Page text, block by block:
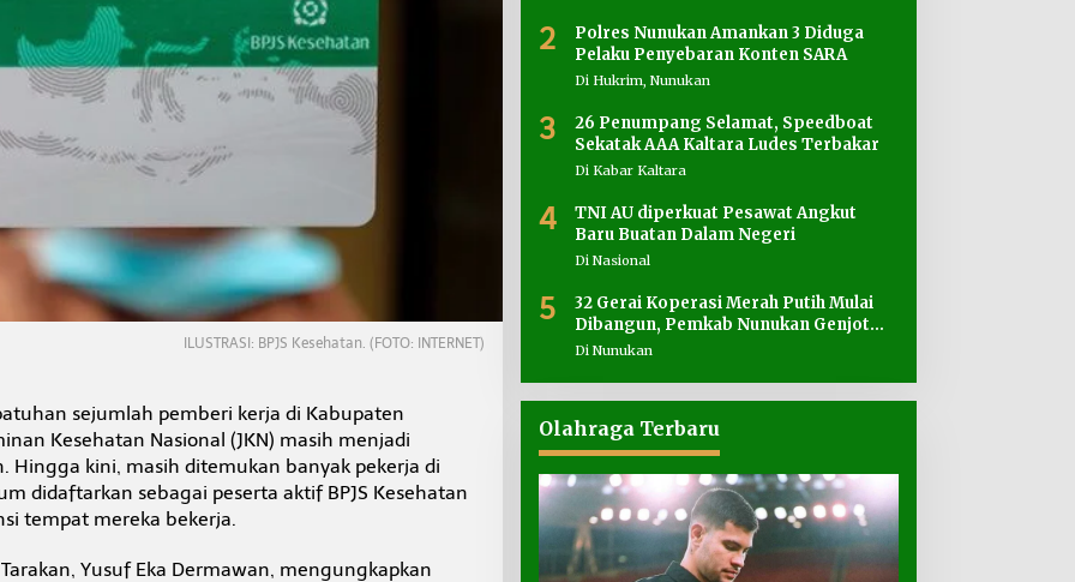
ILUSTRASI: BPJS Kesehatan. (FOTO: INTERNET)
sejumlah pemberi kerja di Kabupaten
Kesehatan Nasional (JKN) masih menjadi
Hingga kini, masih ditemukan banyak pekerja di
didaftarkan sebagai peserta aktif BPJS Kesehatan
tempat mereka bekerja.
Yusuf Eka Dermawan, mengungkapkan
2
Polres Nunukan Amankan 3 Diduga
Pelaku Penyebaran Konten SARA
Di Hukrim, Nunukan
3
26 Penumpang Selamat, Speedboat
Sekatak AAA Kaltara Ludes Terbakar
Di Kabar Kaltara
4
TNI AU diperkuat Pesawat Angkut
Baru Buatan Dalam Negeri
Di Nasional
5
32 Gerai Koperasi Merah Putih Mulai
Dibangun, Pemkab Nunukan Genjot
Penyediaan Lahan
Di Nunukan
Olahraga Terbaru